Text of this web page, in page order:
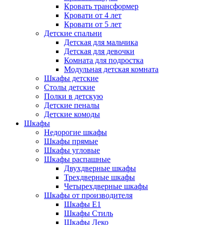
Кровать трансформер
Кровати от 4 лет
Кровати от 5 лет
Детские спальни
Детская для мальчика
Детская для девочки
Комната для подростка
Модульная детская комната
Шкафы детские
Столы детские
Полки в детскую
Детские пеналы
Детские комоды
Шкафы
Недорогие шкафы
Шкафы прямые
Шкафы угловые
Шкафы распашные
Двухдверные шкафы
Трехдверные шкафы
Четырехдверные шкафы
Шкафы от производителя
Шкафы E1
Шкафы Стиль
Шкафы Леко